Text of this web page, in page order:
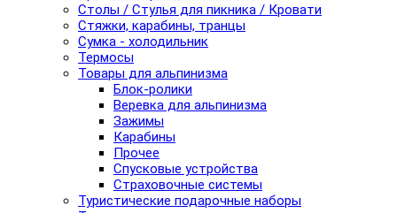
Столы / Стулья для пикника / Кровати
Стяжки, карабины, транцы
Сумка - холодильник
Термосы
Товары для альпинизма
Блок-ролики
Веревка для альпинизма
Зажимы
Карабины
Прочее
Спусковые устройства
Страховочные системы
Туристические подарочные наборы